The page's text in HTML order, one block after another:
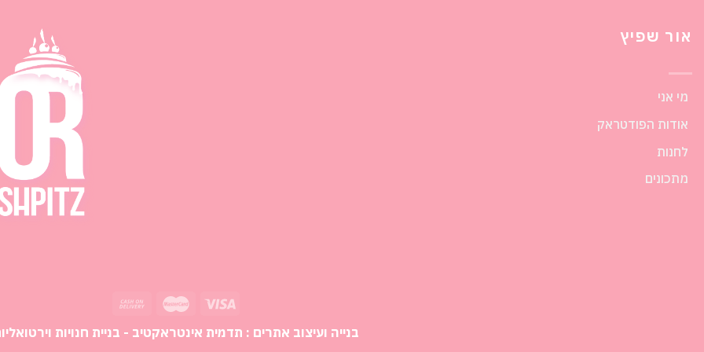
אור שפיץ
מי אני
אודות הפודטראק
לחנות
מתכונים
בנייה ועיצוב אתרים : תדמית אינטראקטיב - בניית חנויות